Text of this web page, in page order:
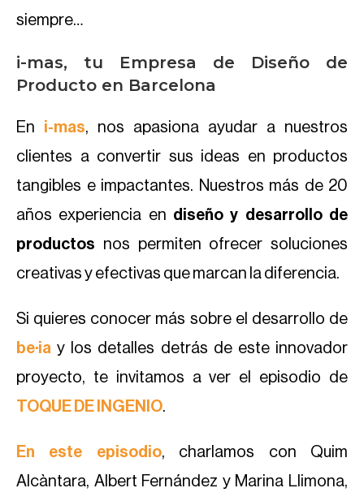
siempre…
i-mas, tu Empresa de Diseño de
Producto en Barcelona
En i-mas, nos apasiona ayudar a nuestros
clientes a convertir sus ideas en productos
tangibles e impactantes. Nuestros más de 20
años experiencia en diseño y desarrollo de
productos nos permiten ofrecer soluciones
creativas y efectivas que marcan la diferencia.
Si quieres conocer más sobre el desarrollo de
be·ia y los detalles detrás de este innovador
proyecto, te invitamos a ver el episodio de
TOQUE DE INGENIO.
En este episodio, charlamos con Quim
Alcàntara, Albert Fernández y Marina Llimona,